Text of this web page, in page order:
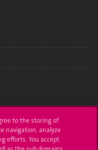
to the storing of
navigation, analyze
efforts. You accept